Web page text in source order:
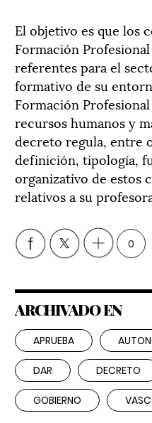
El objetivo es que los
Formación
referentes para el
formativo de su
Formación
recursos humanos y
decreto regula, entre
definición, tipología,
organizativo de estos
relativos a su
0
ARCHIVADO EN
APRUEBA
DAR DECRETO
GOBIERNO